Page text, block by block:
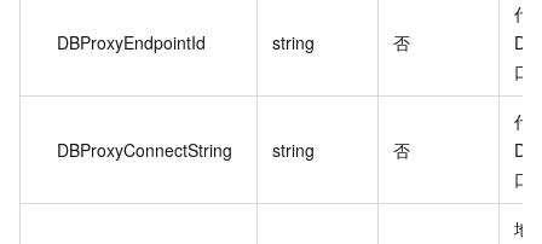
DBProxyEndpointId string 否
代
口
DBProxyConnectString string 否
代
口
地